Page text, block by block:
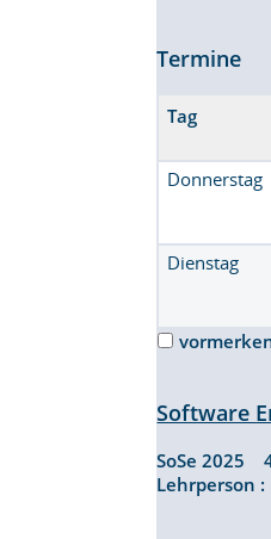
Termine
Tag
Donnerstag
Dienstag
Software
SoSe 2025
Lehrperson :